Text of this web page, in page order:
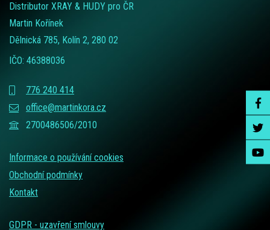
Distributor XRAY & HUDY pro ČR
Martin Kořínek
Dělnická 785, Kolín 2, 280 02
IČO: 46388036
776 240 414
office@martinkora.cz
2700486506/2010
Informace o používání cookies
Obchodní podmínky
Kontakt
GDPR - uzavření smlouvy